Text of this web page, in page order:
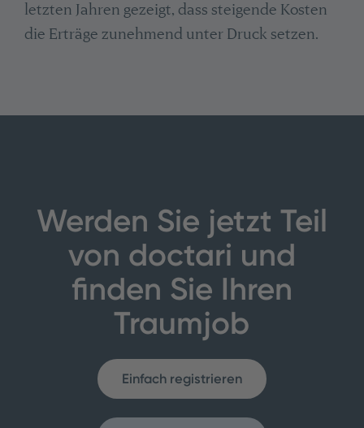
letzten Jahren gezeigt, dass steigende Kosten
die Erträge zunehmend unter Druck setzen.
Werden Sie jetzt Teil
von doctari und
finden Sie Ihren
Traumjob
Einfach registrieren